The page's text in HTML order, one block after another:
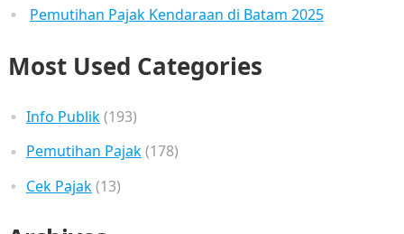
Pemutihan Pajak Kendaraan di Batam 2025
Most Used Categories
Info Publik(193)
Pemutihan Pajak(178)
Cek Pajak(13)